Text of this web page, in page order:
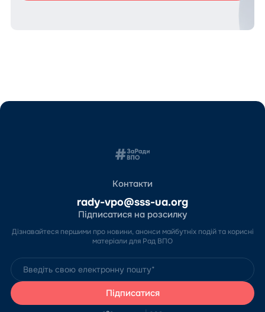
Контакти
rady-vpo@sss-ua.org
Підписатися на розсилку
Дізнавайтеся першими про новини, анонси майбутніх подій та корисні
матеріали для Рад ВПО